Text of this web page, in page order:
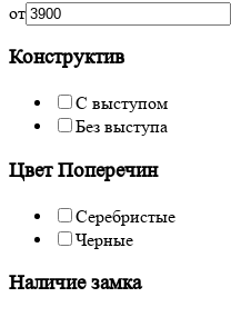
от
Конструктив
С выступом
Без выступа
Цвет Поперечин
Серебристые
Черные
Наличие замка